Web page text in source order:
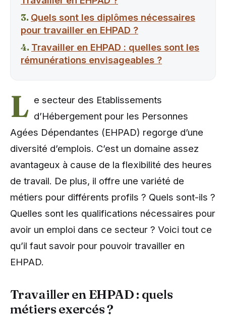
Quels sont les diplômes nécessaires
pour travailler en EHPAD ?
Travailler en EHPAD : quelles sont les
rémunérations envisageables ?
L e secteur des Etablissements
d’Hébergement pour les Personnes
Agées Dépendantes (EHPAD) regorge d’une
diversité d’emplois. C’est un domaine assez
avantageux à cause de la flexibilité des heures
de travail. De plus, il offre une variété de
métiers pour différents profils ? Quels sont-ils ?
Quelles sont les qualifications nécessaires pour
avoir un emploi dans ce secteur ? Voici tout ce
qu’il faut savoir pour pouvoir travailler en
EHPAD.
Travailler en EHPAD : quels
métiers exercés ?